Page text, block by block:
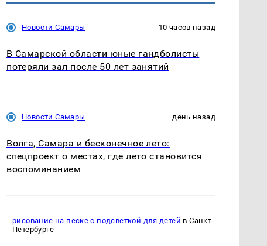
Новости Самары 10 часов назад
В Самарской области юные гандболисты
потеряли зал после 50 лет занятий
Новости Самары день назад
Волга, Самара и бесконечное лето:
спецпроект о местах, где лето становится
воспоминанием
рисование на песке с подсветкой для детей в Санкт-
Петербурге